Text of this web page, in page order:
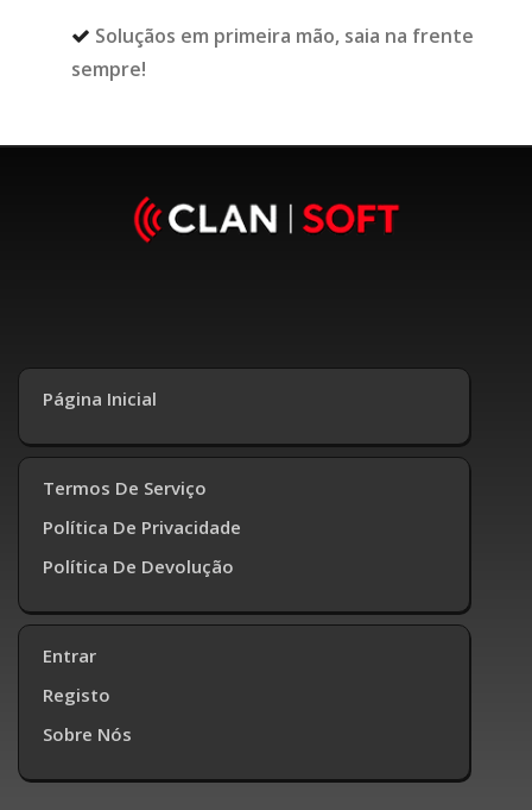
Soluçãos em primeira mão, saia na frente
sempre!
Página Inicial
Termos De Serviço
Política De Privacidade
Política De Devolução
Entrar
Registo
Sobre Nós